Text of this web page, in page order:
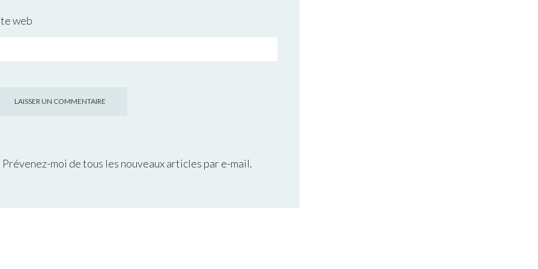
web
Prévenez-moi de tous les nouveaux articles par e-mail.